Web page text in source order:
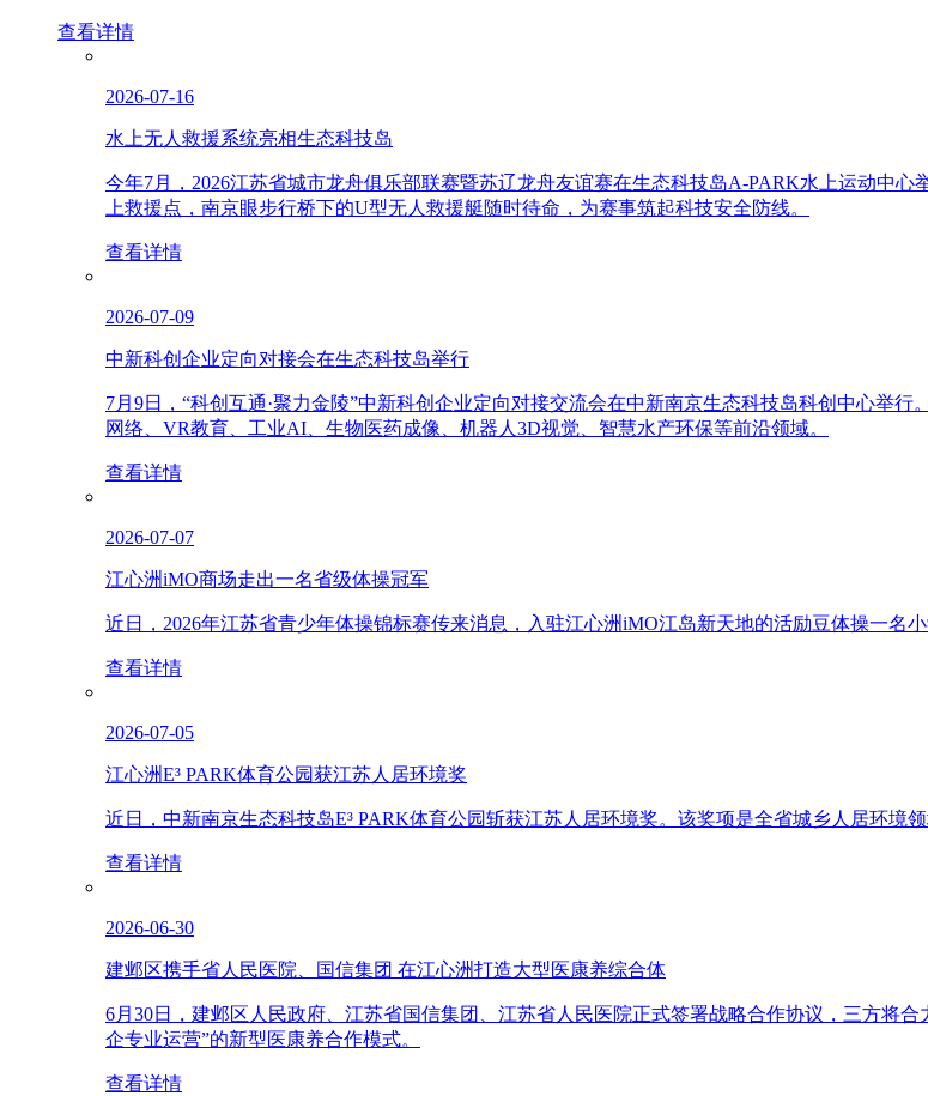
查看详情
2026-07-16
水上无人救援系统亮相生态科技岛
今年7月，2026江苏省城市龙舟俱乐部联赛暨苏辽龙舟友谊赛在生态科技岛A-PARK水上运动中
上救援点，南京眼步行桥下的U型无人救援艇随时待命，为赛事筑起科技安全防线。
查看详情
2026-07-09
中新科创企业定向对接会在生态科技岛举行
7月9日，“科创互通·聚力金陵”中新科创企业定向对接交流会在中新南京生态科技岛科创中心举
网络、VR教育、工业AI、生物医药成像、机器人3D视觉、智慧水产环保等前沿领域。
查看详情
2026-07-07
江心洲iMO商场走出一名省级体操冠军
近日，2026年江苏省青少年体操锦标赛传来消息，入驻江心洲iMO江岛新天地的活励豆体操一名
查看详情
2026-07-05
江心洲E³ PARK体育公园获江苏人居环境奖
近日，中新南京生态科技岛E³ PARK体育公园斩获江苏人居环境奖。该奖项是全省城乡人居环境
查看详情
2026-06-30
建邺区携手省人民医院、国信集团 在江心洲打造大型医康养综合体
6月30日，建邺区人民政府、江苏省国信集团、江苏省人民医院正式签署战略合作协议，三方将
企专业运营”的新型医康养合作模式。
查看详情